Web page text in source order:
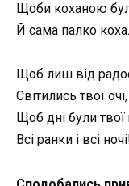
Щоби коханою
Й сама палко
Щоб лиш від
Світились твої очі,
Щоб дні були твої
Всі ранки і всі